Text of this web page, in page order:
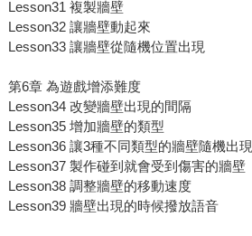
Lesson31 複製牆壁
Lesson32 讓牆壁動起來
Lesson33 讓牆壁從隨機位置出現
第6章 為遊戲增添難度
Lesson34 改變牆壁出現的間隔
Lesson35 增加牆壁的類型
Lesson36 讓3種不同類型的牆壁隨機出現
Lesson37 製作碰到就會受到傷害的牆壁
Lesson38 調整牆壁的移動速度
Lesson39 牆壁出現的時候撥放語音